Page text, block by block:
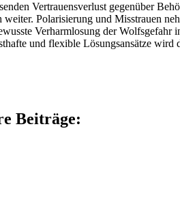
Vertrauensverlust gegenüber
weiter. Polarisierung und Misstrauen
Verharmlosung der
und flexible Lösungsansätze
Beiträge: